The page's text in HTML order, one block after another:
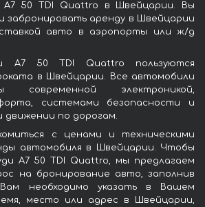
A7 50 TDI Quattro в Швейцарии. Вы
забронировать аренду в Швейцарии
авто в аэропорты или ж/д
A7 50 TDI Quattro пользуются
в Швейцарии. Все автомобили
современной электроникой,
системами безопасности и
движении по дорогам.
с ценами и техническими
автомобиля в Швейцарии. Чтобы
A7 50 TDI Quattro, мы предлагаем
на бронирование авто, заполнив
необходимо указать в Вашем
место или адрес в Швейцарии,